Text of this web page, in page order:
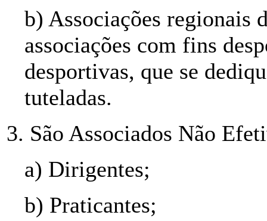
b) Associações regionais
associações com fins
desportivas, que se
tuteladas.
3. São Associados Não
a) Dirigentes;
b) Praticantes;